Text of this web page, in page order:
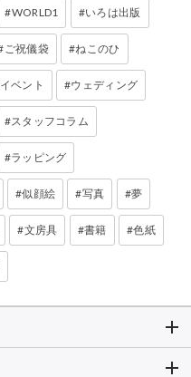
WORLD1 いろは出版
ご祝儀袋 ねこのひ
イベント ウェディング
スタッフコラム
ラッピング
似顔絵 写真 夢
文房具 書籍 色紙